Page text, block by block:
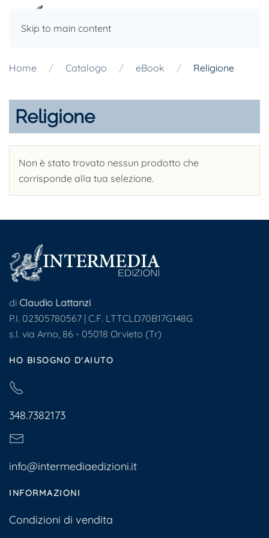
Skip to main content
Home Catalogo eBook Religione
Religione
Non è stato trovato nessun prodotto che
corrisponde alla tua selezione.
di Claudio Lattanzi
P.I. 02305780567 | C.F. LTTCLD70B17G148G
s.l. via Arno, 86 - 05018 Orvieto (Tr)
HO BISOGNO D'AIUTO
348.7382173
info@intermediaedizioni.it
INFORMAZIONI
Condizioni di vendita